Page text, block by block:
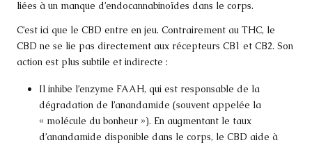
liées à un manque d’endocannabinoïdes dans le corps.
C’est ici que le CBD entre en jeu. Contrairement au THC, le
CBD ne se lie pas directement aux récepteurs CB1 et CB2. Son
action est plus subtile et indirecte :
Il inhibe l’enzyme FAAH, qui est responsable de la
dégradation de l’anandamide (souvent appelée la
« molécule du bonheur »). En augmentant le taux
d’anandamide disponible dans le corps, le CBD aide à